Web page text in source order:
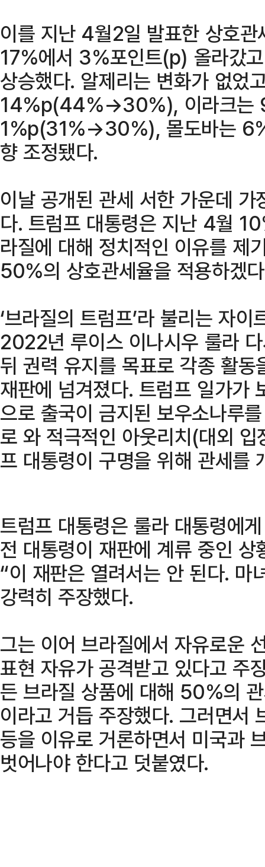
이를 지난 4월2일 발표한 상호
17%에서 3%포인트(p) 올라갔
상승했다. 알제리는 변화가 없었
14%p(44%→30%), 이라크
1%p(31%→30%), 몰도바는
향 조정됐다.
이날 공개된 관세 서한 가운데
다. 트럼프 대통령은 지난 4월
라질에 대해 정치적인 이유를
50%의 상호관세율을 적용하겠
‘브라질의 트럼프’라 불리는 자
2022년 루이스 이나시우 룰라
뒤 권력 유지를 목표로 각종 활
재판에 넘겨졌다. 트럼프 일가가
으로 출국이 금지된 보우소나루
로 와 적극적인 아웃리치(대외
프 대통령이 구명을 위해 관세를
트럼프 대통령은 룰라 대통령에
전 대통령이 재판에 계류 중인 상
“이 재판은 열려서는 안 된다. 마
강력히 주장했다.
그는 이어 브라질에서 자유로운
표현 자유가 공격받고 있다고 주
든 브라질 상품에 대해 50%의
이라고 거듭 주장했다. 그러면서
등을 이유로 거론하면서 미국과
벗어나야 한다고 덧붙였다.